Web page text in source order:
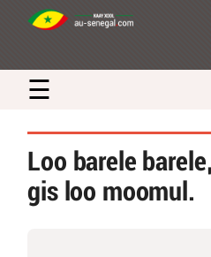
☰
Loo barele
gis loo moomul.